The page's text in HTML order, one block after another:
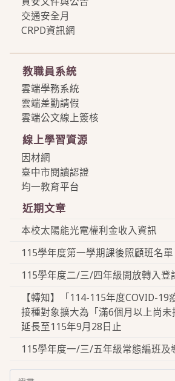
交通安全月
CRPD資訊網
教職員系統
雲端學務系統
雲端差勤請假
雲端公文線上簽核
線上學習資源
因材網
臺中市閱讀認證
均一教育平台
近期文章
本校太陽能光電權利金收入資訊
115學年度第一學期課後照顧班名單
115學年度二/三/四年級開放轉入登
【轉知】「114-115年度COVID-
接種對象擴大為「滿6個月以上尚未
延長至115年9月28日止
115學年度一/三/五年級常態編班及
Search